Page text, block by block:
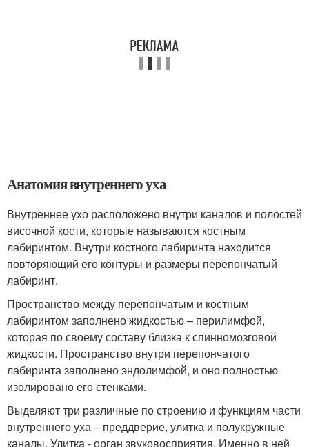
Анатомия внутреннего уха
Внутреннее ухо расположено внутри каналов и полостей
височной кости, которые называются костным
лабиринтом. Внутри костного лабиринта находится
повторяющий его контуры и размеры перепончатый
лабиринт.
Пространство между перепончатым и костным
лабиринтом заполнено жидкостью – перилимфой,
которая по своему составу близка к спинномозговой
жидкости. Пространство внутри перепончатого
лабиринта заполнено эндолимфой, и оно полностью
изолировано его стенками.
Выделяют три различные по строению и функциям части
внутреннего уха – преддверие, улитка и полукружные
каналы. Улитка - орган звуковосприятия. Именно в ней